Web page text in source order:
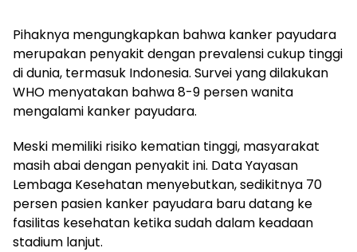
Pihaknya mengungkapkan bahwa kanker payudara
merupakan penyakit dengan prevalensi cukup tinggi
di dunia, termasuk Indonesia. Survei yang dilakukan
WHO menyatakan bahwa 8-9 persen wanita
mengalami kanker payudara.
Meski memiliki risiko kematian tinggi, masyarakat
masih abai dengan penyakit ini. Data Yayasan
Lembaga Kesehatan menyebutkan, sedikitnya 70
persen pasien kanker payudara baru datang ke
fasilitas kesehatan ketika sudah dalam keadaan
stadium lanjut.